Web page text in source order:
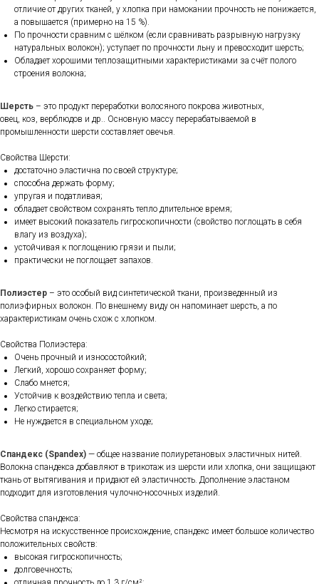
отличие от других тканей, у хлопка при намокании прочность не понижается,
а повышается (примерно на 15 %).
По прочности сравним с шёлком (если сравнивать разрывную нагрузку
натуральных волокон); уступает по прочности льну и превосходит шерсть;
Обладает хорошими теплозащитными характеристиками за счёт полого
строения волокна;
Шерсть – это продукт переработки волосяного покрова животных,
овец, коз, верблюдов и др.. Основную массу перерабатываемой в
промышленности шерсти составляет овечья.
Свойства Шерсти:
достаточно эластична по своей структуре;
способна держать форму;
упругая и податливая;
обладает свойством сохранять тепло длительное время;
имеет высокий показатель гигроскопичности (свойство поглощать в себя
влагу из воздуха);
устойчивая к поглощению грязи и пыли;
практически не поглощает запахов.
Полиэстер – это особый вид синтетической ткани, произведенный из
полиэфирных волокон. По внешнему виду он напоминает шерсть, а по
характеристикам очень схож с хлопком.
Свойства Полиэстера:
Очень прочный и износостойкий;
Легкий, хорошо сохраняет форму;
Слабо мнется;
Устойчив к воздействию тепла и света;
Легко стирается;
Не нуждается в специальном уходе;
Спандекс (Spandex) — общее название полиуретановых эластичных нитей.
Волокна спандекса добавляют в трикотаж из шерсти или хлопка, они защищают
ткань от вытягивания и придают ей эластичность. Дополнение эластаном
подходит для изготовления чулочно-носочных изделий.
Свойства спандекса:
Несмотря на искусственное происхождение, спандекс имеет большое количество
положительных свойств:
высокая гигроскопичность;
долговечность;